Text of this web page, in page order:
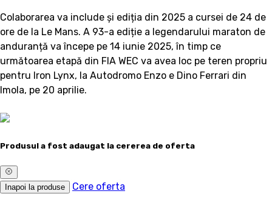
Colaborarea va include și ediția din 2025 a cursei de 24 de
ore de la Le Mans. A 93-a ediție a legendarului maraton de
anduranță va începe pe 14 iunie 2025, în timp ce
următoarea etapă din FIA WEC va avea loc pe teren propriu
pentru Iron Lynx, la Autodromo Enzo e Dino Ferrari din
Imola, pe 20 aprilie.
Produsul a fost adaugat la cererea de oferta
Inapoi la produse Cere oferta